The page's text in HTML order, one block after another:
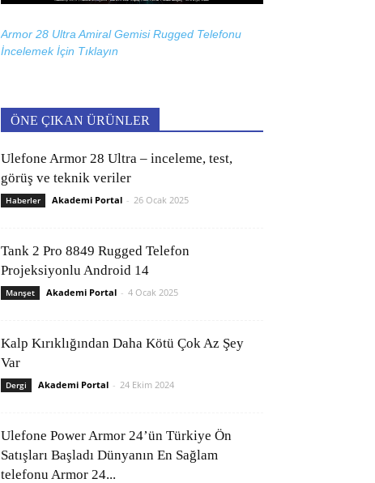
Armor 28 Ultra Amiral Gemisi Rugged Telefonu
İncelemek İçin Tıklayın
ÖNE ÇIKAN ÜRÜNLER
Ulefone Armor 28 Ultra – inceleme, test,
görüş ve teknik veriler
Haberler Akademi Portal - 26 Ocak 2025
Tank 2 Pro 8849 Rugged Telefon
Projeksiyonlu Android 14
Manşet Akademi Portal - 4 Ocak 2025
Kalp Kırıklığından Daha Kötü Çok Az Şey
Var
Dergi Akademi Portal - 24 Ekim 2024
Ulefone Power Armor 24’ün Türkiye Ön
Satışları Başladı Dünyanın En Sağlam
telefonu Armor 24...